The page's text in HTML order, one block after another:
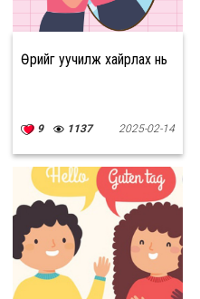
Өөрийгөө уучилж хайрлах нь
9 1137 2025-02-14